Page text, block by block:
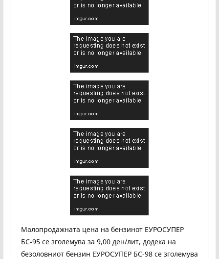
Малопродажната цена на бензинот ЕУРОСУПЕР
БС-95 се зголемува за 9,00 ден/лит, додека на
безоловниот бензин ЕУРОСУПЕР БС-98 се зголемува